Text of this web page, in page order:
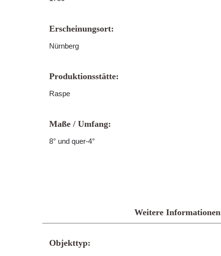
Erscheinungsort:
Nürnberg
Produktionsstätte:
Raspe
Maße / Umfang:
8° und quer-4°
Weitere Informationen
Objekttyp: